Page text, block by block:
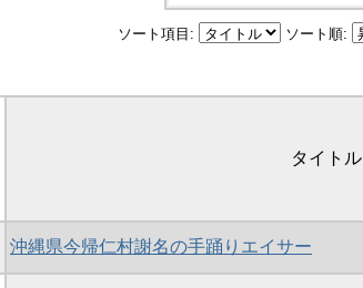
ソート項目: ソート順:
タイトル
沖縄県今帰仁村謝名の手踊りエイサー